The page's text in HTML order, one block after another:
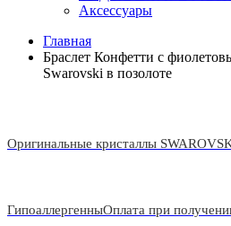
Аксессуары
Главная
Браслет Конфетти с
Swarovski в позолоте
Оригинальные кристаллы
ГипоаллергенныОплата при